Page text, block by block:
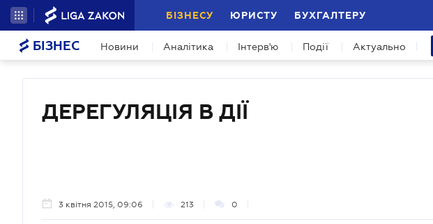
БІЗНЕСУ ЮРИСТУ БУХГАЛТЕРУ
БІЗНЕС Новини Аналітика Інтерв'ю Події Актуально
ДЕРЕГУЛЯЦІЯ В ДІЇ
3 квітня 2015, 09:06 213 0